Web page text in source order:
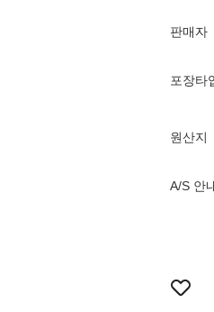
판매자
포장타
원산지
A/S 안